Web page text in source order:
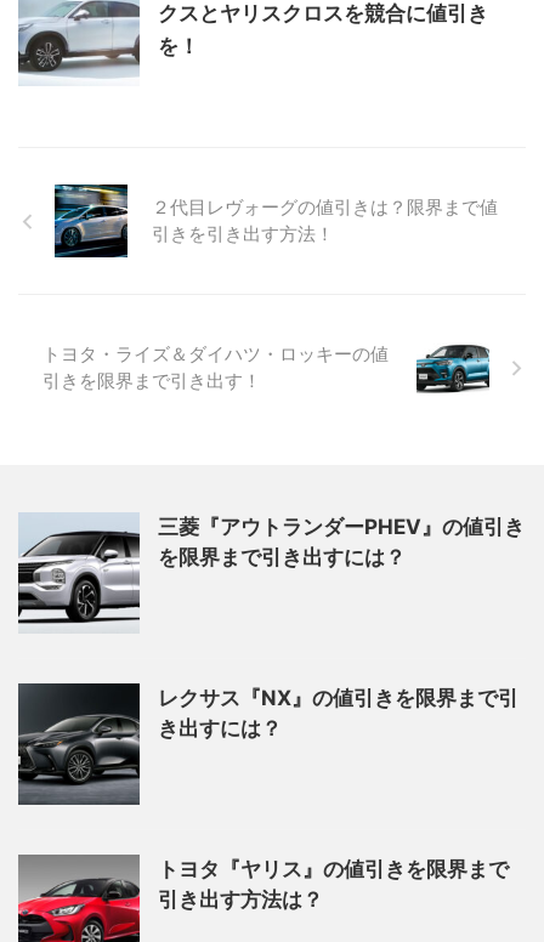
クスとヤリスクロスを競合に値引き
を！
２代目レヴォーグの値引きは？限界まで値
引きを引き出す方法！
トヨタ・ライズ＆ダイハツ・ロッキーの値
引きを限界まで引き出す！
三菱『アウトランダーPHEV』の値引き
を限界まで引き出すには？
レクサス『NX』の値引きを限界まで引
き出すには？
トヨタ『ヤリス』の値引きを限界まで
引き出す方法は？